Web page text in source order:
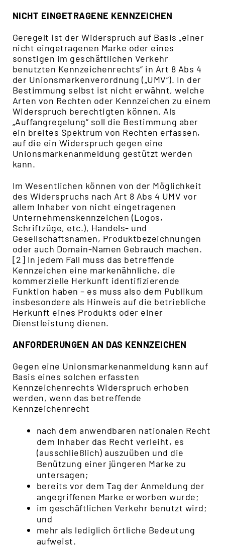
NICHT EINGETRAGENE KENNZEICHEN
Geregelt ist der Widerspruch auf Basis „einer
nicht eingetragenen Marke oder eines
sonstigen im geschäftlichen Verkehr
benutzten Kennzeichenrechts“ in Art 8 Abs 4
der Unionsmarkenverordnung („UMV“). In der
Bestimmung selbst ist nicht erwähnt, welche
Arten von Rechten oder Kennzeichen zu einem
Widerspruch berechtigten können. Als
„Auffangregelung“ soll die Bestimmung aber
ein breites Spektrum von Rechten erfassen,
auf die ein Widerspruch gegen eine
Unionsmarkenanmeldung gestützt werden
kann.
Im Wesentlichen können von der Möglichkeit
des Widerspruchs nach Art 8 Abs 4 UMV vor
allem Inhaber von nicht eingetragenen
Unternehmenskennzeichen (Logos,
Schriftzüge, etc.), Handels- und
Gesellschaftsnamen, Produktbezeichnungen
oder auch Domain-Namen Gebrauch machen.
[2] In jedem Fall muss das betreffende
Kennzeichen eine markenähnliche, die
kommerzielle Herkunft identifizierende
Funktion haben – es muss also dem Publikum
insbesondere als Hinweis auf die betriebliche
Herkunft eines Produkts oder einer
Dienstleistung dienen.
ANFORDERUNGEN AN DAS KENNZEICHEN
Gegen eine Unionsmarkenanmeldung kann auf
Basis eines solchen erfassten
Kennzeichenrechts Widerspruch erhoben
werden, wenn das betreffende
Kennzeichenrecht
nach dem anwendbaren nationalen Recht
dem Inhaber das Recht verleiht, es
(ausschließlich) auszuüben und die
Benützung einer jüngeren Marke zu
untersagen;
bereits vor dem Tag der Anmeldung der
angegriffenen Marke erworben wurde;
im geschäftlichen Verkehr benutzt wird;
und
mehr als lediglich örtliche Bedeutung
aufweist.